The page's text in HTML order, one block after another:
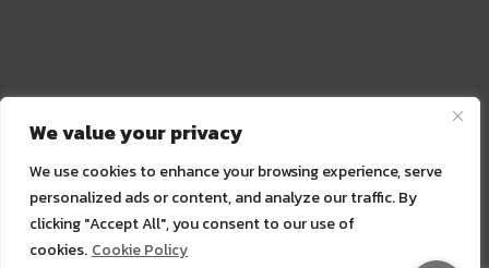
We value your privacy
We use cookies to enhance your browsing experience, serve
personalized ads or content, and analyze our traffic. By
clicking "Accept All", you consent to our use of
cookies. Cookie Policy